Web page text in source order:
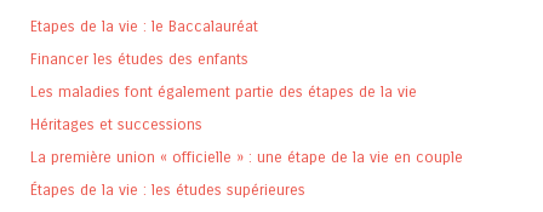
Etapes de la vie : le Baccalauréat
Financer les études des enfants
Les maladies font également partie des étapes de la vie
Héritages et successions
La première union « officielle » : une étape de la vie en couple
Étapes de la vie : les études supérieures